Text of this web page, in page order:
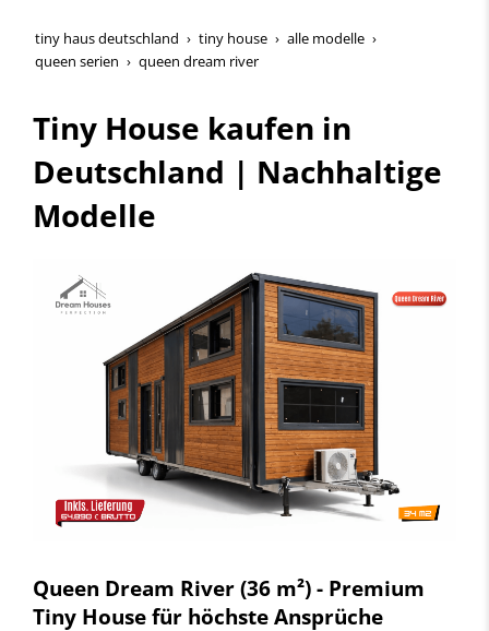
tiny haus deutschland tiny house
alle modelle
queen serien
queen dream river
Tiny House kaufen in
Deutschland | Nachhaltige
Modelle
Queen Dream River (36 m²) - Premium
Tiny House für höchste Ansprüche